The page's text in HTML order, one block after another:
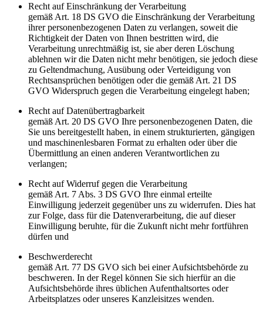
Recht auf Einschränkung der Verarbeitung
gemäß Art. 18 DS GVO die Einschränkung der Verarbeitung
ihrer personenbezogenen Daten zu verlangen, soweit die
Richtigkeit der Daten von Ihnen bestritten wird, die
Verarbeitung unrechtmäßig ist, sie aber deren Löschung
ablehnen wir die Daten nicht mehr benötigen, sie jedoch diese
zu Geltendmachung, Ausübung oder Verteidigung von
Rechtsansprüchen benötigen oder die gemäß Art. 21 DS
GVO Widerspruch gegen die Verarbeitung eingelegt haben;
Recht auf Datenübertragbarkeit
gemäß Art. 20 DS GVO Ihre personenbezogenen Daten, die
Sie uns bereitgestellt haben, in einem strukturierten, gängigen
und maschinenlesbaren Format zu erhalten oder über die
Übermittlung an einen anderen Verantwortlichen zu
verlangen;
Recht auf Widerruf gegen die Verarbeitung
gemäß Art. 7 Abs. 3 DS GVO Ihre einmal erteilte
Einwilligung jederzeit gegenüber uns zu widerrufen. Dies hat
zur Folge, dass für die Datenverarbeitung, die auf dieser
Einwilligung beruhte, für die Zukunft nicht mehr fortführen
dürfen und
Beschwerderecht
gemäß Art. 77 DS GVO sich bei einer Aufsichtsbehörde zu
beschweren. In der Regel können Sie sich hierfür an die
Aufsichtsbehörde ihres üblichen Aufenthaltsortes oder
Arbeitsplatzes oder unseres Kanzleisitzes wenden.